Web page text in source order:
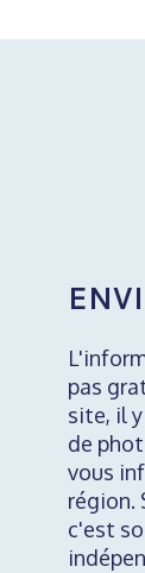
pas
site, il
de
vous
région.
c'est